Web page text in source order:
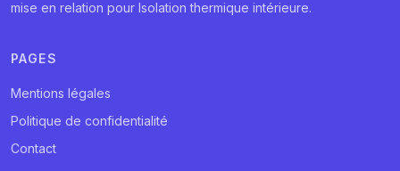
mise en relation pour Isolation thermique intérieure.
PAGES
Mentions légales
Politique de confidentialité
Contact